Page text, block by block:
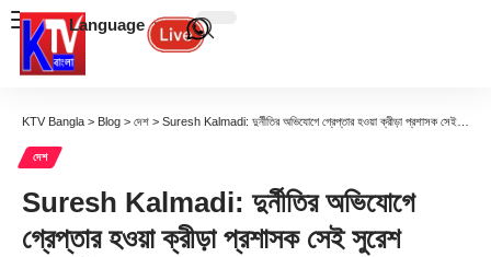
Language
KTV Bangla > Blog > দেশ > Suresh Kalmadi: দুর্নীতির অভিযোগে গ্রেপ্তার হওয়া ক্রীড়া প্রশাসক সেই সুরেশ কালমাদি প্রয়াত
দেশ
Suresh Kalmadi: দুর্নীতির অভিযোগে
গ্রেপ্তার হওয়া ক্রীড়া প্রশাসক সেই সুরেশ